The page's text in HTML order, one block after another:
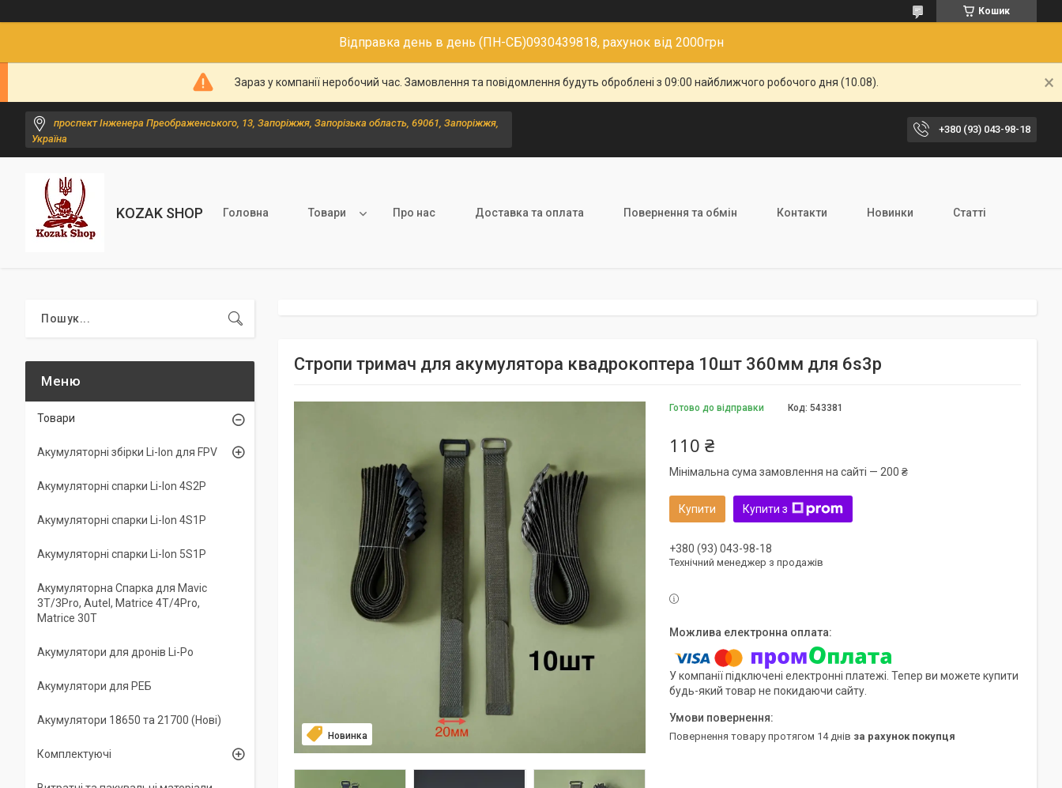
Кошик
Відправка день в день (ПН-СБ)0930439818, рахунок від 2000грн
Зараз у компанії неробочий час. Замовлення та повідомлення будуть оброблені з 09:00 найближчого робочого дня (10.08).
проспект Інженера Преображенського, 13, Запоріжжя, Запорізька область, 69061, Запоріжжя,
Україна
+380 (93) 043-98-18
KOZAK SHOP Головна Товари Про нас Доставка та оплата Повернення та обмін Контакти Новинки Статті
Стропи тримач для акумулятора квадрокоптера 10шт 360мм для 6s3p
Новинка
Готово до відправки Код: 543381
110 ₴
Мінімальна сума замовлення на сайті — 200 ₴
Купити Купити з
+380 (93) 043-98-18
Технічний менеджер з продажів
У компанії підключені електронні платежі. Тепер ви можете купити
будь-який товар не покидаючи сайту.
повернення товару протягом 14 днів за рахунок покупця
Товари
Акумуляторні збірки Li-Ion для FPV
Акумуляторні спарки Li-Ion 4S2P
Акумуляторні спарки Li-Ion 4S1P
Акумуляторні спарки Li-Ion 5S1P
Акумуляторна Спарка для Mavic
3T/3Pro, Autel, Matrice 4T/4Pro,
Matrice 30T
Акумулятори для дронів Li-Po
Акумулятори для РЕБ
Акумулятори 18650 та 21700 (Нові)
Комплектуючі